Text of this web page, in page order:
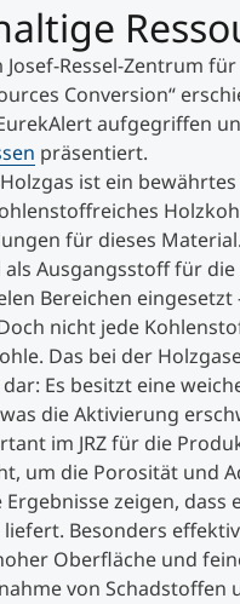
Josef-Ressel-Zentrum
Conversion“
aufgegriffen
präsentiert.
ist ein
für dieses
Ausgangsstoff für
Bereichen
nicht jede
Das bei der
Es besitzt eine
die Aktivierung
im JRZ für die
um die Porosität und
Ergebnisse zeigen,
Besonders
Oberfläche und
von